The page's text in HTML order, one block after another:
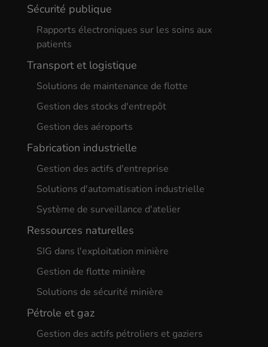
Sécurité publique
Rapports électroniques sur les soins aux
patients
Transport et logistique
Solutions de maintenance de flotte
Gestion des stocks d'entrepôt
Gestion des aéroports
Fabrication industrielle
Gestion des actifs d'entreprise
Solutions d'automatisation industrielle
Système de surveillance d'atelier
Ressources naturelles
SIG dans l'exploitation minière
Gestion de flotte minière
Solutions de sécurité minière
Pétrole et gaz
Gestion des actifs pétroliers et gaziers